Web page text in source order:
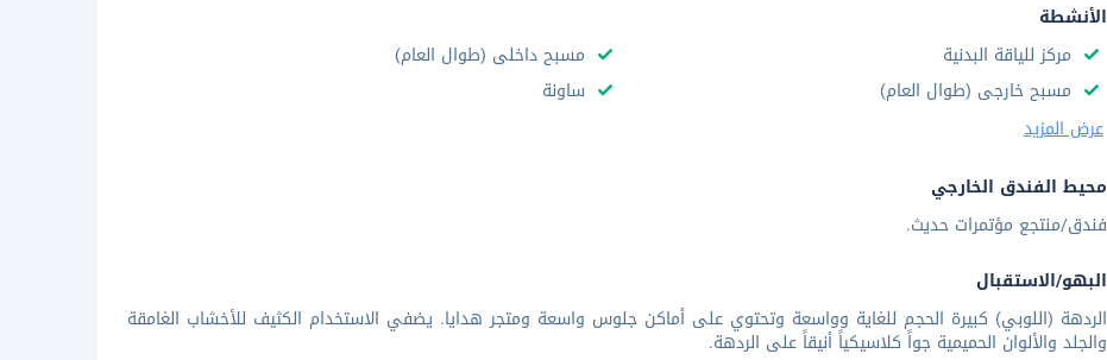
الأنشطة
مركز للياقة البدنية
مسبح داخلى (طوال العام)
مسبح خارجى (طوال العام)
ساونة
عرض المزيد
محيط الفندق الخارجي
فندق/منتجع مؤتمرات حديث.
البهو/الاستقبال
الردهة (اللوبي) كبيرة الحجم للغاية وواسعة وتحتوي على أماكن جلوس واسعة ومتجر هدايا. يضفي الاستخدام الكثيف للأخشاب الغامقة
والجلد والألوان الحميمية جواً كلاسيكياً أنيقاً على الردهة.